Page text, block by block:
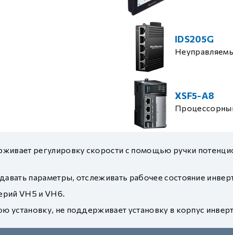
IDS205G
XSF5-A8
регулировку скорости с помощью ручки
параметры, отслеживать рабочее состояние
VH5 и VH6.
не поддерживает установку в корпус